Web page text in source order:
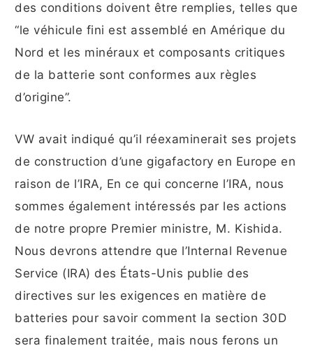
des conditions doivent être remplies, telles que
“le véhicule fini est assemblé en Amérique du
Nord et les minéraux et composants critiques
de la batterie sont conformes aux règles
d’origine”.
VW avait indiqué qu’il réexaminerait ses projets
de construction d’une gigafactory en Europe en
raison de l’IRA, En ce qui concerne l’IRA, nous
sommes également intéressés par les actions
de notre propre Premier ministre, M. Kishida.
Nous devrons attendre que l’Internal Revenue
Service (IRA) des États-Unis publie des
directives sur les exigences en matière de
batteries pour savoir comment la section 30D
sera finalement traitée, mais nous ferons un